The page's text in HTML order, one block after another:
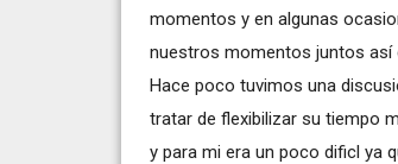
momentos y en algunas
nuestros momentos juntos así
Hace poco tuvimos una
tratar de flexibilizar su tiempo
y para mi era un poco dificl ya